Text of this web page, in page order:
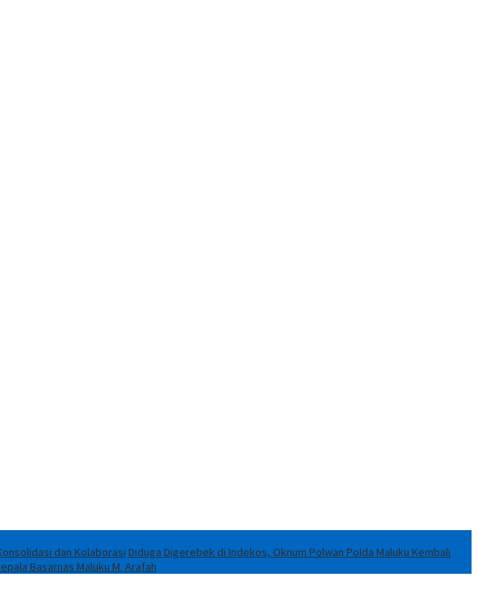
dan Kolaborasi Diduga Digerebek di Indekos, Oknum Polwan Polda Maluku Kembali
Basarnas Maluku M. Arafah